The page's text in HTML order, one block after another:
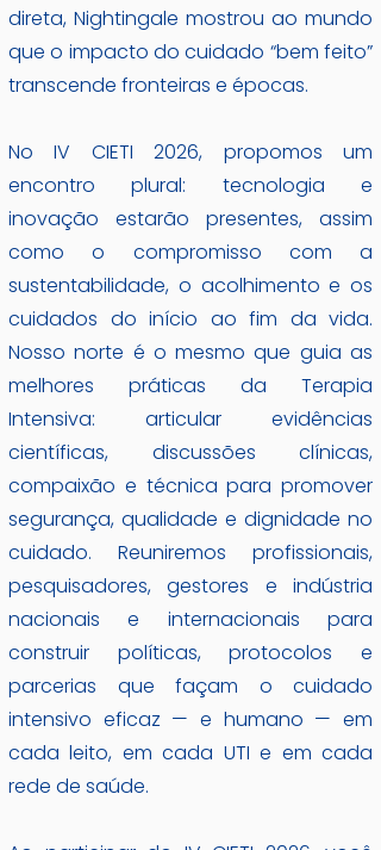
direta, Nightingale mostrou ao mundo
que o impacto do cuidado “bem feito”
transcende fronteiras e épocas.
No IV CIETI 2026, propomos um
encontro plural: tecnologia e
inovação estarão presentes, assim
como o compromisso com a
sustentabilidade, o acolhimento e os
cuidados do início ao fim da vida.
Nosso norte é o mesmo que guia as
melhores práticas da Terapia
Intensiva: articular evidências
científicas, discussões clínicas,
compaixão e técnica para promover
segurança, qualidade e dignidade no
cuidado. Reuniremos profissionais,
pesquisadores, gestores e indústria
nacionais e internacionais para
construir políticas, protocolos e
parcerias que façam o cuidado
intensivo eficaz — e humano — em
cada leito, em cada UTI e em cada
rede de saúde.